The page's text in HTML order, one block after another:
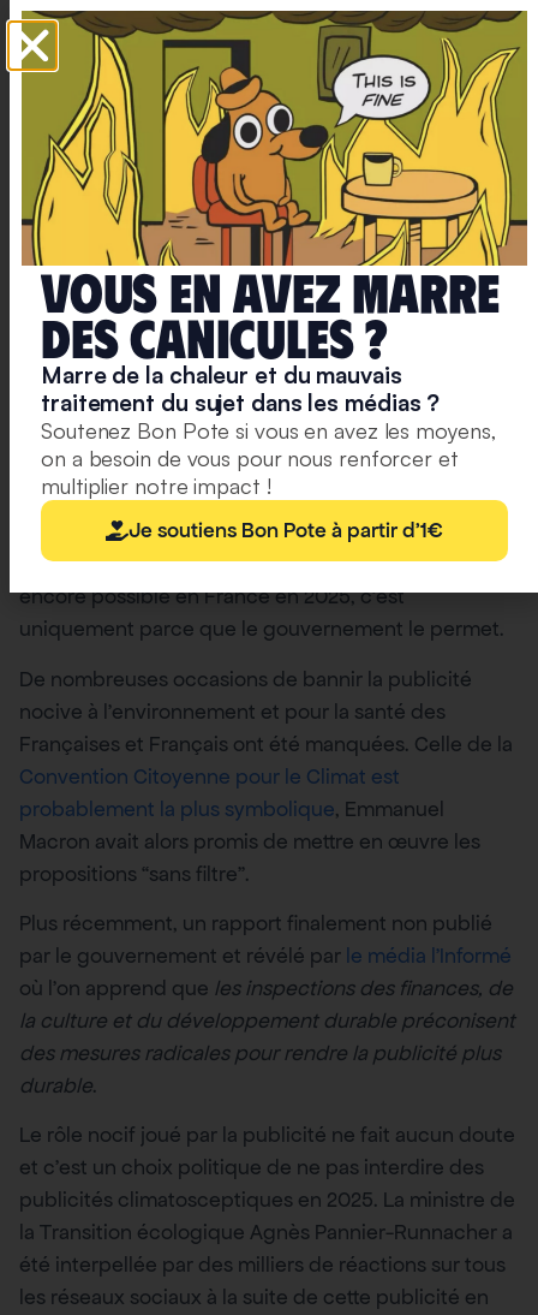
infographies,
nos
recos
culturelles
et
des
exclusivités.
S'abonner
à la
newsletter
Troisième responsable : le
gouvernement Macron
Si faire la promotion d’un livre climatosceptique est
encore possible en France en 2025, c’est
uniquement parce que le gouvernement le permet.
De nombreuses occasions de bannir la publicité
nocive à l’environnement et pour la santé des
Françaises et Français ont été manquées. Celle de la
Convention Citoyenne pour le Climat est
probablement la plus symbolique, Emmanuel
Macron avait alors promis de mettre en œuvre les
propositions “sans filtre”.
Plus récemment, un rapport finalement non publié
par le gouvernement et révélé par le média l’Informé
où l’on apprend que les inspections des finances, de
la culture et du développement durable préconisent
des mesures radicales pour rendre la publicité plus
durable.
Le rôle nocif joué par la publicité ne fait aucun doute
et c’est un choix politique de ne pas interdire des
publicités climatosceptiques en 2025. La ministre de
la Transition écologique Agnès Pannier-Runnacher a
été interpellée par des milliers de réactions sur tous
les réseaux sociaux à la suite de cette publicité en
Vous en avez marre
deS caniculeS ?
Marre de la chaleur et du mauvais
traitement du sujet dans les médias ?
Soutenez Bon Pote si vous en avez les moyens,
on a besoin de vous pour nous renforcer et
multiplier notre impact !
Je soutiens Bon Pote à partir d'1€